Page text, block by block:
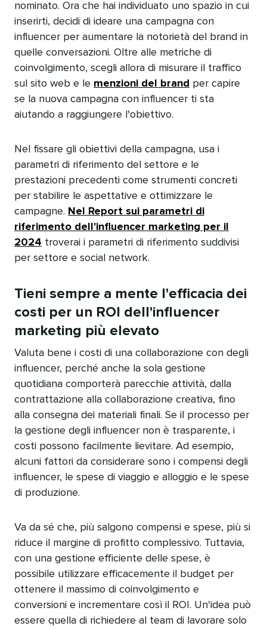
nominato. Ora che hai individuato uno spazio in cui
inserirti, decidi di ideare una campagna con
influencer per aumentare la notorietà del brand in
quelle conversazioni. Oltre alle metriche di
coinvolgimento, scegli allora di misurare il traffico
sul sito web e le menzioni del brand per capire
se la nuova campagna con influencer ti sta
aiutando a raggiungere l'obiettivo.​​
Nel fissare gli obiettivi della campagna, usa i
parametri di riferimento del settore e le
prestazioni precedenti come strumenti concreti
per stabilire le aspettative e ottimizzare le
campagne. Nel Report sui parametri di
riferimento dell'influencer marketing per il
2024 troverai i parametri di riferimento suddivisi
per settore e social network.​​
Tieni sempre a mente l'efficacia dei
costi per un ROI dell'influencer
marketing più elevato​​
Valuta bene i costi di una collaborazione con degli
influencer, perché anche la sola gestione
quotidiana comporterà parecchie attività, dalla
contrattazione alla collaborazione creativa, fino
alla consegna dei materiali finali. Se il processo per
la gestione degli influencer non è trasparente, i
costi possono facilmente lievitare. Ad esempio,
alcuni fattori da considerare sono i compensi degli
influencer, le spese di viaggio e alloggio e le spese
di produzione.​​
Va da sé che, più salgono compensi e spese, più si
riduce il margine di profitto complessivo. Tuttavia,
con una gestione efficiente delle spese, è
possibile utilizzare efficacemente il budget per
ottenere il massimo di coinvolgimento e
conversioni e incrementare così il ROI. Un'idea può
essere quella di richiedere al team di lavorare solo